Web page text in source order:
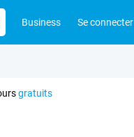
Business Se connecter
gratuits